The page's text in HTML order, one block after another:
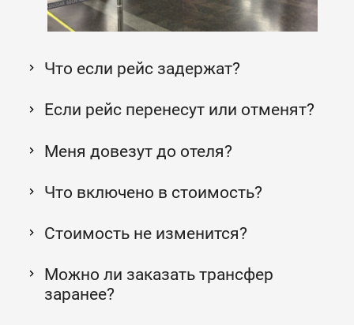
Что если рейс задержат?
Если рейс перенесут или отменят?
Меня довезут до отеля?
Что включено в стоимость?
Стоимость не изменится?
Можно ли заказать трансфер
заранее?